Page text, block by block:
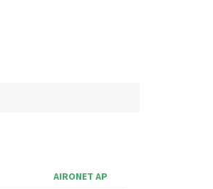
AIRONET AP